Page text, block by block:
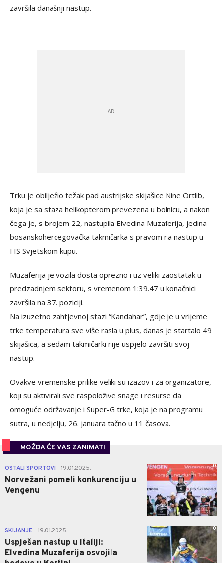
završila današnji nastup.
Trku je obilježio težak pad austrijske skijašice Nine Ortlib,
koja je sa staza helikopterom prevezena u bolnicu, a nakon
čega je, s brojem 22, nastupila Elvedina Muzaferija, jedina
bosanskohercegovačka takmičarka s pravom na nastup u
FIS Svjetskom kupu.
Muzaferija je vozila dosta oprezno i uz veliki zaostatak u
predzadnjem sektoru, s vremenom 1:39.47 u konačnici
završila na 37. poziciji.
Na izuzetno zahtjevnoj stazi “Kandahar”, gdje je u vrijeme
trke temperatura sve više rasla u plus, danas je startalo 49
skijašica, a sedam takmičarki nije uspjelo završiti svoj
nastup.
Ovakve vremenske prilike veliki su izazov i za organizatore,
koji su aktivirali sve raspoložive snage i resurse da
omoguće održavanje i Super-G trke, koja je na programu
sutra, u nedjelju, 26. januara tačno u 11 časova.
MOŽDA ĆE VAS ZANIMATI
OSTALI SPORTOVI 19.01.2025.
Norvežani pomeli konkurenciju u
Vengenu
0
SKIJANJE 19.01.2025.
Uspješan nastup u Italiji:
Elvedina Muzaferija osvojila
0